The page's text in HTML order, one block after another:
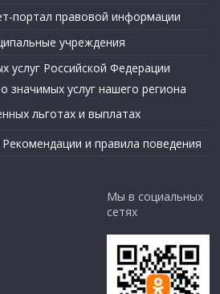
портал правовой информации
учреждения
услуг Российской Федерации
значимых услуг нашего региона
льготах и выплатах
и правила поведения
Мы в социальных
сетях